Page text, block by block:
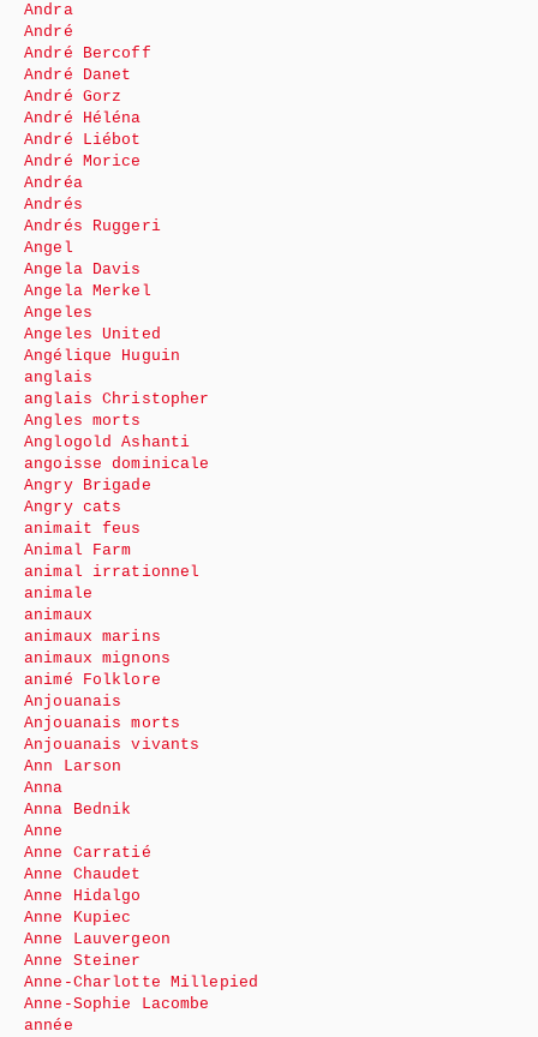
Andra
André
André Bercoff
André Danet
André Gorz
André Héléna
André Liébot
André Morice
Andréa
Andrés
Andrés Ruggeri
Angel
Angela Davis
Angela Merkel
Angeles
Angeles United
Angélique Huguin
anglais
anglais Christopher
Angles morts
Anglogold Ashanti
angoisse dominicale
Angry Brigade
Angry cats
animait feus
Animal Farm
animal irrationnel
animale
animaux
animaux marins
animaux mignons
animé Folklore
Anjouanais
Anjouanais morts
Anjouanais vivants
Ann Larson
Anna
Anna Bednik
Anne
Anne Carratié
Anne Chaudet
Anne Hidalgo
Anne Kupiec
Anne Lauvergeon
Anne Steiner
Anne-Charlotte Millepied
Anne-Sophie Lacombe
année